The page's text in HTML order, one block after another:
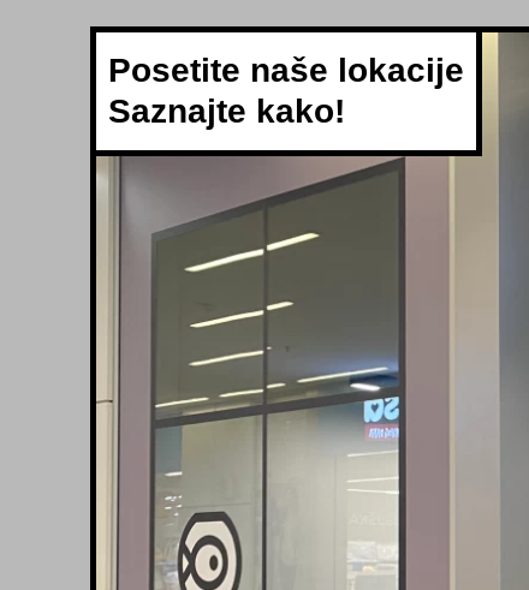
Posetite naše lokacije
Saznajte kako!